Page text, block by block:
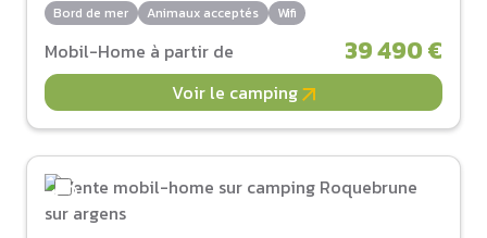
Bord de mer Animaux acceptés Wifi
Mobil-Home à partir de 39 490 €
Voir le camping